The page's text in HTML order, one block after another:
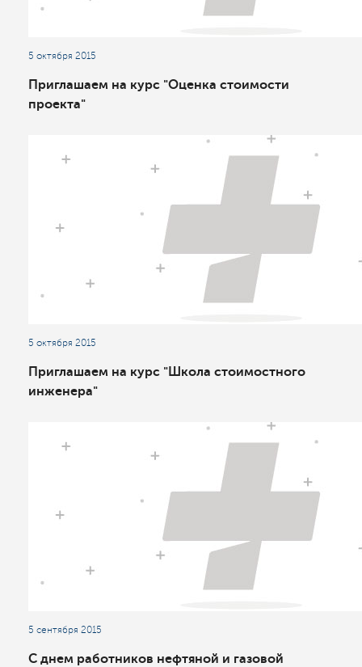
5 октября 2015
Приглашаем на курс "Оценка стоимости
проекта"
5 октября 2015
Приглашаем на курс "Школа стоимостного
инженера"
5 сентября 2015
С днем работников нефтяной и газовой